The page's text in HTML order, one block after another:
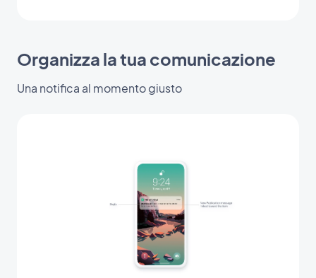
Organizza la tua comunicazione
Una notifica al momento giusto